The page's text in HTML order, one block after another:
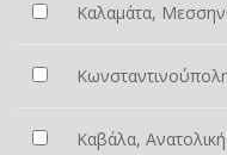
Καλαμάτα,
Καβάλα,